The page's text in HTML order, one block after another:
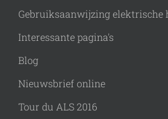
Gebruiksaanwijzing elektrische
Interessante pagina's
Blog
Nieuwsbrief online
Tour du ALS 2016